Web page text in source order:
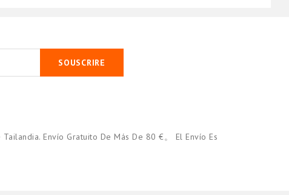
SOUSCRIRE
Envío Gratuito De Más De 80 €。 El Envío Es